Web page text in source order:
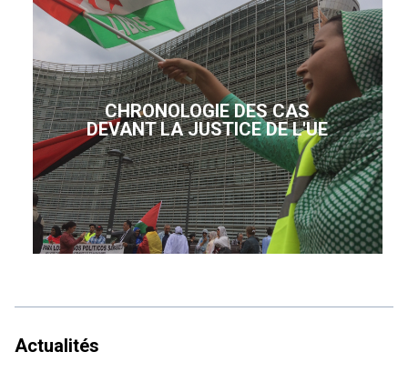
CHRONOLOGIE DES CAS
DEVANT LA JUSTICE DE L'UE
Actualités